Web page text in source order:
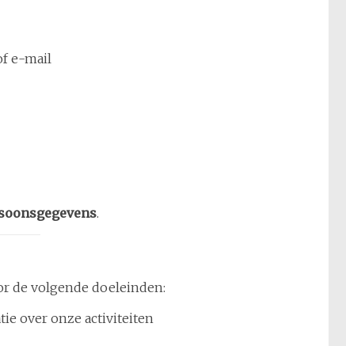
e-mail
.
de volgende doeleinden:
over onze activiteiten